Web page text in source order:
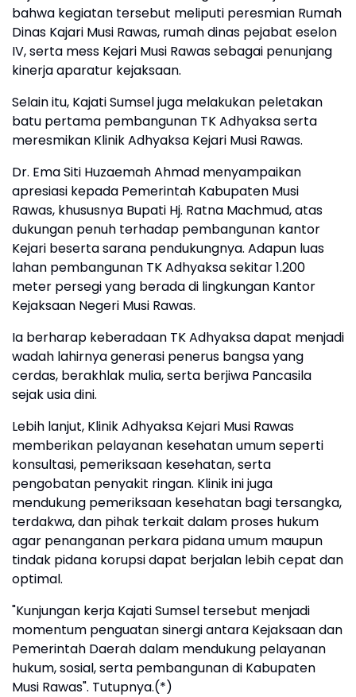
bahwa kegiatan tersebut meliputi peresmian Rumah
Dinas Kajari Musi Rawas, rumah dinas pejabat eselon
IV, serta mess Kejari Musi Rawas sebagai penunjang
kinerja aparatur kejaksaan.
Selain itu, Kajati Sumsel juga melakukan peletakan
batu pertama pembangunan TK Adhyaksa serta
meresmikan Klinik Adhyaksa Kejari Musi Rawas.
Dr. Ema Siti Huzaemah Ahmad menyampaikan
apresiasi kepada Pemerintah Kabupaten Musi
Rawas, khususnya Bupati Hj. Ratna Machmud, atas
dukungan penuh terhadap pembangunan kantor
Kejari beserta sarana pendukungnya. Adapun luas
lahan pembangunan TK Adhyaksa sekitar 1.200
meter persegi yang berada di lingkungan Kantor
Kejaksaan Negeri Musi Rawas.
Ia berharap keberadaan TK Adhyaksa dapat menjadi
wadah lahirnya generasi penerus bangsa yang
cerdas, berakhlak mulia, serta berjiwa Pancasila
sejak usia dini.
Lebih lanjut, Klinik Adhyaksa Kejari Musi Rawas
memberikan pelayanan kesehatan umum seperti
konsultasi, pemeriksaan kesehatan, serta
pengobatan penyakit ringan. Klinik ini juga
mendukung pemeriksaan kesehatan bagi tersangka,
terdakwa, dan pihak terkait dalam proses hukum
agar penanganan perkara pidana umum maupun
tindak pidana korupsi dapat berjalan lebih cepat dan
optimal.
"Kunjungan kerja Kajati Sumsel tersebut menjadi
momentum penguatan sinergi antara Kejaksaan dan
Pemerintah Daerah dalam mendukung pelayanan
hukum, sosial, serta pembangunan di Kabupaten
Musi Rawas". Tutupnya.(*)